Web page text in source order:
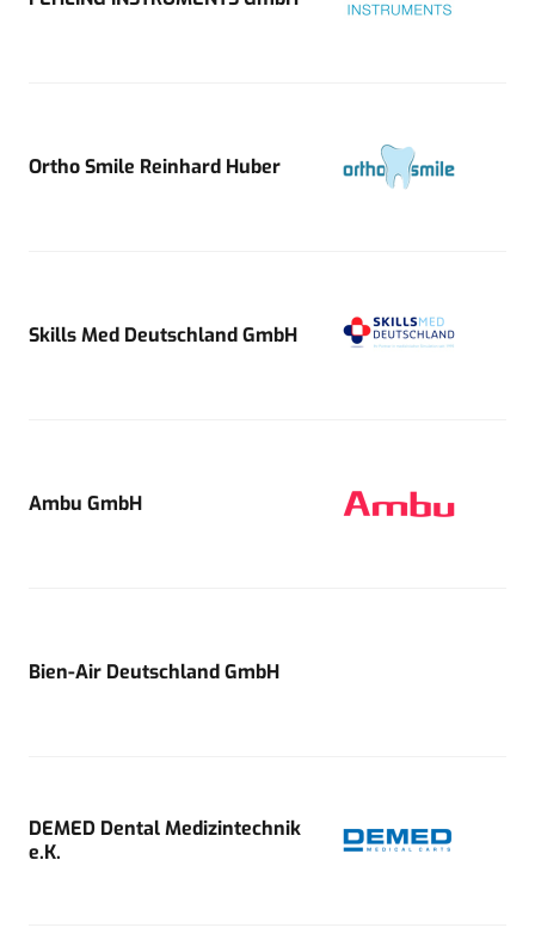
Ortho Smile Reinhard Huber
Skills Med Deutschland GmbH
Ambu GmbH
Bien-Air Deutschland GmbH
DEMED Dental Medizintechnik
e.K.